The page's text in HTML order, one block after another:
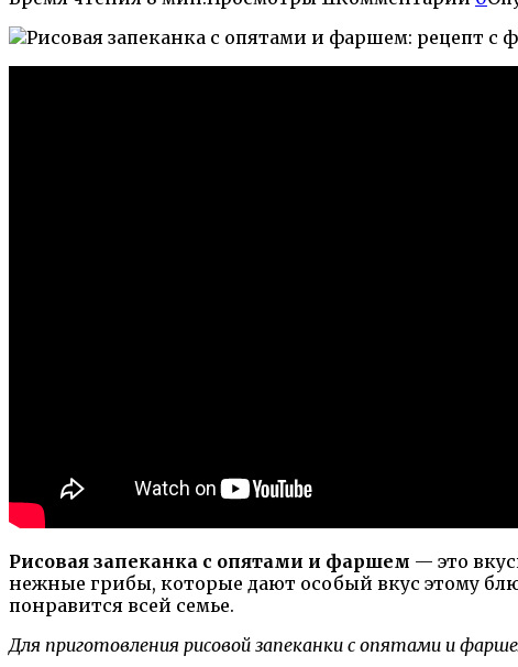
Рисовая запеканка с опятами и фаршем — это
нежные грибы, которые дают особый вкус этому
понравится всей семье.
Для приготовления рисовой запеканки с опятами и